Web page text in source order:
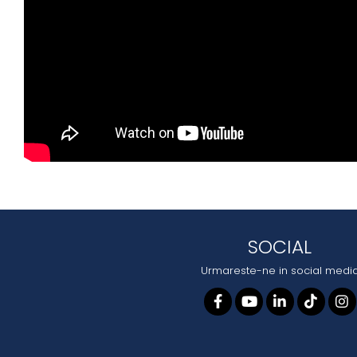
SOCIAL
Urmareste-ne in social